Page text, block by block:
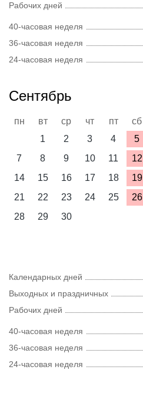
Рабочих дней
40-часовая неделя
36-часовая неделя
24-часовая неделя
Сентябрь
пн вт ср чт пт сб
1
2 3 4 5
7
8 9 10 11 12
14
15 16 17 18 19
21
22 23 24 25 26
28
29 30
Календарных дней
Выходных и праздничных
Рабочих дней
40-часовая неделя
36-часовая неделя
24-часовая неделя